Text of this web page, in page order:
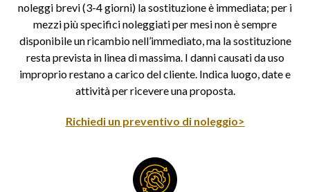
noleggi brevi (3-4 giorni) la sostituzione è immediata; per i
mezzi più specifici noleggiati per mesi non è sempre
disponibile un ricambio nell’immediato, ma la sostituzione
resta prevista in linea di massima. I danni causati da uso
improprio restano a carico del cliente. Indica luogo, date e
attività per ricevere una proposta.
Richiedi un preventivo di noleggio>